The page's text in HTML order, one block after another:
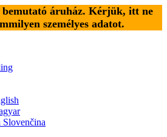
bemutató áruház. Kérjük, itt ne
személyes adatot.
Slovenčina